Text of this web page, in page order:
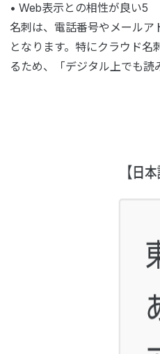
• Web表示との相性が良い5
名刺は、電話番号やメール
となります。特にクラウド
るため、「デジタル上でも読